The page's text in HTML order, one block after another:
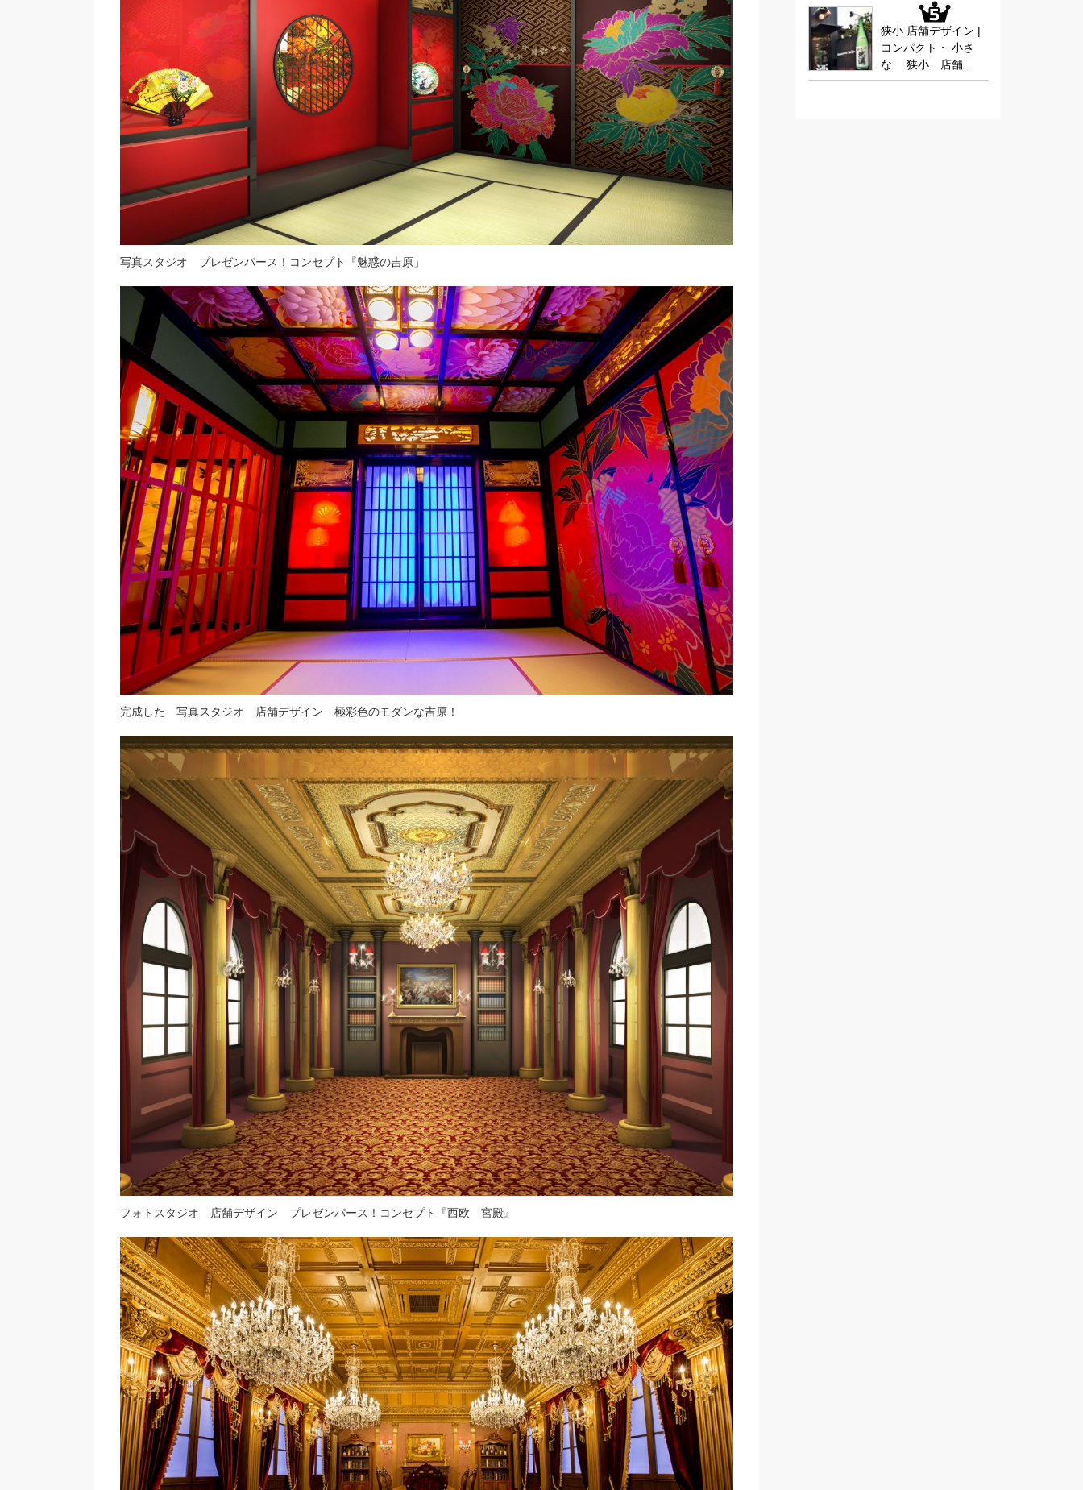
写真スタジオ プレゼンパース！コンセプト『魅惑の吉原」
完成した 写真スタジオ 店舗デザイン 極彩色のモダンな吉原！
フォトスタジオ 店舗デザイン プレゼンパース！コンセプト『西欧 宮殿』
狭小 店舗デザイン |
コンパクト・ 小さ
な 狭小 店舗...